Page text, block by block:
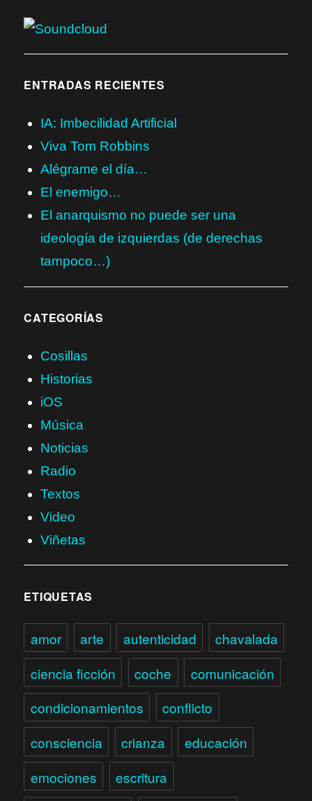
ENTRADAS RECIENTES
IA: Imbecilidad Artificial
Viva Tom Robbins
Alégrame el día…
El enemigo…
El anarquismo no puede ser una
ideología de izquierdas (de derechas
tampoco…)
CATEGORÍAS
Cosillas
Historias
iOS
Música
Noticias
Radio
Textos
Video
Viñetas
ETIQUETAS
amor arte autenticidad
chavalada
ciencia ficción
coche
comunicación
condicionamientos
conflicto
consciencia
crianza
educación
emociones
escritura